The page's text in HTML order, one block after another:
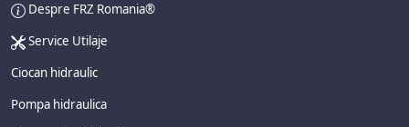
Despre FRZ Romania®
Service Utilaje
Ciocan hidraulic
Pompa hidraulica